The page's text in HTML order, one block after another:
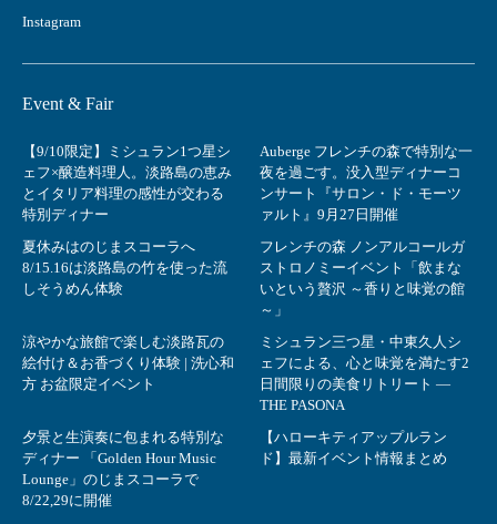
Instagram
Event & Fair
【9/10限定】ミシュラン1つ星シ
ェフ×醸造料理人。淡路島の恵み
とイタリア料理の感性が交わる
特別ディナー
Auberge フレンチの森で特別な一
夜を過ごす。没入型ディナーコ
ンサート『サロン・ド・モーツ
ァルト』9月27日開催
夏休みはのじまスコーラへ
8/15.16は淡路島の竹を使った流
しそうめん体験
フレンチの森 ノンアルコールガ
ストロノミーイベント「飲まな
いという贅沢 ～香りと味覚の館
～」
涼やかな旅館で楽しむ淡路瓦の
絵付け＆お香づくり体験 | 洗心和
方 お盆限定イベント
ミシュラン三つ星・中東久人シ
ェフによる、心と味覚を満たす2
日間限りの美食リトリート ―
THE PASONA
夕景と生演奏に包まれる特別な
ディナー 「Golden Hour Music
Lounge」のじまスコーラで
8/22,29に開催
【ハローキティアップルラン
ド】最新イベント情報まとめ